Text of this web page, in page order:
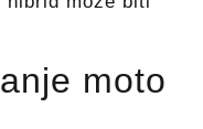
moto